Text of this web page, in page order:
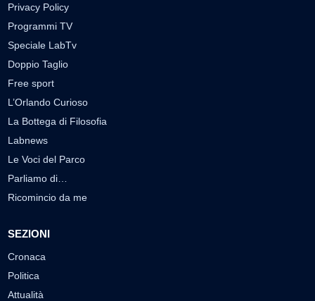
Privacy Policy
Programmi TV
Speciale LabTv
Doppio Taglio
Free sport
L’Orlando Curioso
La Bottega di Filosofia
Labnews
Le Voci del Parco
Parliamo di…
Ricomincio da me
SEZIONI
Cronaca
Politica
Attualità